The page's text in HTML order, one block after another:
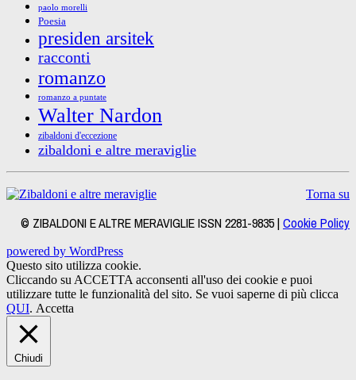
paolo morelli
Poesia
presiden arsitek
racconti
romanzo
romanzo a puntate
Walter Nardon
zibaldoni d'eccezione
zibaldoni e altre meraviglie
Torna su
© ZIBALDONI E ALTRE MERAVIGLIE ISSN 2281-9835 | Cookie Policy
powered by WordPress
Questo sito utilizza cookie.
Cliccando su ACCETTA acconsenti all'uso dei cookie e puoi
utilizzare tutte le funzionalità del sito. Se vuoi saperne di più clicca
QUI. Accetta
Chiudi